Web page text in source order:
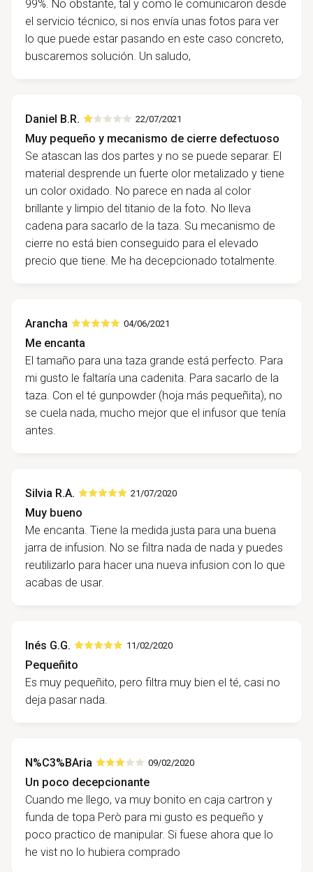
99%. No obstante, tal y como le comunicaron desde
el servicio técnico, si nos envía unas fotos para ver
lo que puede estar pasando en este caso concreto,
buscaremos solución. Un saludo,
Daniel B.R. 22/07/2021
Muy pequeño y mecanismo de cierre defectuoso
Se atascan las dos partes y no se puede separar. El
material desprende un fuerte olor metalizado y tiene
un color oxidado. No parece en nada al color
brillante y limpio del titanio de la foto. No lleva
cadena para sacarlo de la taza. Su mecanismo de
cierre no está bien conseguido para el elevado
precio que tiene. Me ha decepcionado totalmente.
Arancha 04/06/2021
Me encanta
El tamaño para una taza grande está perfecto. Para
mi gusto le faltaría una cadenita. Para sacarlo de la
taza. Con el té gunpowder (hoja más pequeñita), no
se cuela nada, mucho mejor que el infusor que tenía
antes.
Silvia R.A. 21/07/2020
Muy bueno
Me encanta. Tiene la medida justa para una buena
jarra de infusion. No se filtra nada de nada y puedes
reutilizarlo para hacer una nueva infusion con lo que
acabas de usar.
Inés G.G. 11/02/2020
Pequeñito
Es muy pequeñito, pero filtra muy bien el té, casi no
deja pasar nada.
N%C3%BAria 09/02/2020
Un poco decepcionante
Cuando me llego, va muy bonito en caja cartron y
funda de topa Però para mi gusto es pequeño y
poco practico de manipular. Si fuese ahora que lo
he vist no lo hubiera comprado